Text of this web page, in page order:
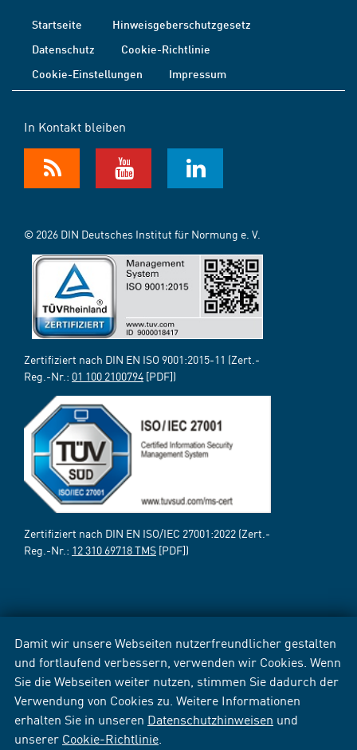
Damit wir unsere Webseiten nutzerfreundlicher gestalten
und fortlaufend verbessern, verwenden wir Cookies. Wenn
Sie die Webseiten weiter nutzen, stimmen Sie dadurch der
Verwendung von Cookies zu. Weitere Informationen
erhalten Sie in unseren Datenschutzhinweisen und
unserer Cookie-Richtlinie
Startseite
Hinweisgeberschutzgesetz
Datenschutz
Cookie-Richtlinie
Cookie-Einstellungen
Impressum
In Kontakt bleiben
© 2026 DIN Deutsches Institut für Normung e. V.
Zertifiziert nach DIN EN ISO 9001:2015-11 (Zert.-
Reg.-Nr.: 01 100 2100794 [PDF])
Zertifiziert nach DIN EN ISO/IEC 27001:2022 (Zert.-
Reg.-Nr.: 12 310 69718 TMS [PDF])